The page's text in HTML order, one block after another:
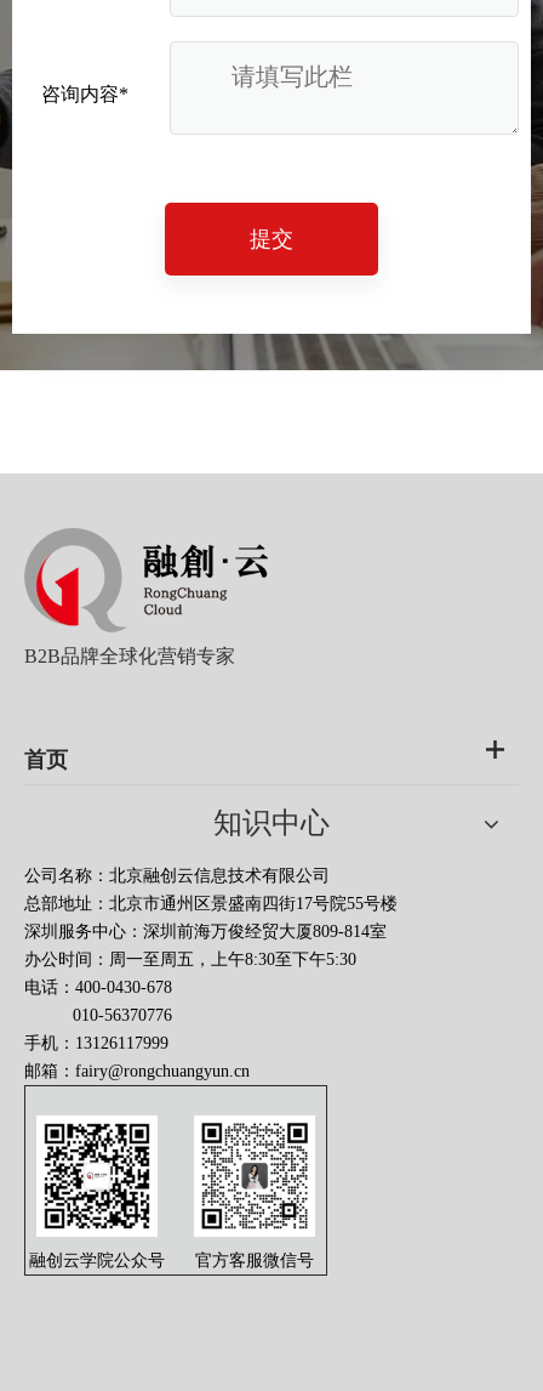
咨询内容*
提交
B2B品牌全球化营销专家
首页
知识中心
公司名称：北京融创云信息技术有限公司
总部地址：北京市通州区景盛南四街17号院55号楼
深圳服务中心：深圳前海万俊经贸大厦809-814室
办公时间：周一至周五，上午8:30至下午5:30
电话：400-0430-678
010-56370776
手机：13126117999
邮箱： fairy@rongchuangyun.cn
融创云学院公众号 官方客服微信号